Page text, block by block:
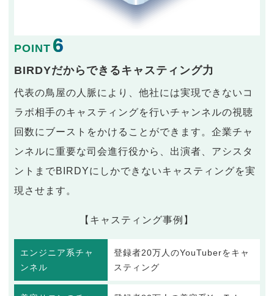
POINT 6
BIRDYだからできるキャスティング力
代表の鳥屋の人脈により、他社には実現できないコ
ラボ相手のキャスティングを行いチャンネルの視聴
回数にブーストをかけることができます。企業チャ
ンネルに重要な司会進行役から、出演者、アシスタ
ントまでBIRDYにしかできないキャスティングを実
現させます。
【キャスティング事例】
エンジニア系チャ
ンネル
登録者20万人のYouTuberをキャ
スティング